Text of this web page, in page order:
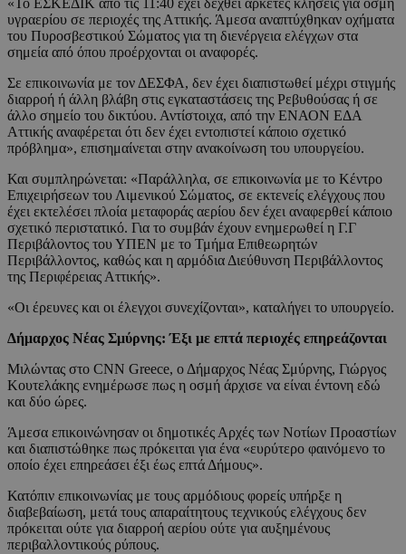
«Το ΕΣΚΕΔΙΚ από τις 11:40 έχει δεχθεί αρκετές κλήσεις για οσμή
υγραερίου σε περιοχές της Αττικής. Άμεσα αναπτύχθηκαν οχήματα
του Πυροσβεστικού Σώματος για τη διενέργεια ελέγχων στα
σημεία από όπου προέρχονται οι αναφορές.
Σε επικοινωνία με τον ΔΕΣΦΑ, δεν έχει διαπιστωθεί μέχρι στιγμής
διαρροή ή άλλη βλάβη στις εγκαταστάσεις της Ρεβυθούσας ή σε
άλλο σημείο του δικτύου. Αντίστοιχα, από την ΕΝΑΟΝ ΕΔΑ
Αττικής αναφέρεται ότι δεν έχει εντοπιστεί κάποιο σχετικό
πρόβλημα», επισημαίνεται στην ανακοίνωση του υπουργείου.
Και συμπληρώνεται: «Παράλληλα, σε επικοινωνία με το Κέντρο
Επιχειρήσεων του Λιμενικού Σώματος, σε εκτενείς ελέγχους που
έχει εκτελέσει πλοία μεταφοράς αερίου δεν έχει αναφερθεί κάποιο
σχετικό περιστατικό. Για το συμβάν έχουν ενημερωθεί η Γ.Γ
Περιβάλοντος του ΥΠΕΝ με το Τμήμα Επιθεωρητών
Περιβάλλοντος, καθώς και η αρμόδια Διεύθυνση Περιβάλλοντος
της Περιφέρειας Αττικής».
«Οι έρευνες και οι έλεγχοι συνεχίζονται», καταλήγει το υπουργείο.
Δήμαρχος Νέας Σμύρνης: Έξι με επτά περιοχές επηρεάζονται
Μιλώντας στο CNN Greece, ο Δήμαρχος Νέας Σμύρνης, Γιώργος
Κουτελάκης ενημέρωσε πως η οσμή άρχισε να είναι έντονη εδώ
και δύο ώρες.
Άμεσα επικοινώνησαν οι δημοτικές Αρχές των Νοτίων Προαστίων
και διαπιστώθηκε πως πρόκειται για ένα «ευρύτερο φαινόμενο το
οποίο έχει επηρεάσει έξι έως επτά Δήμους».
Κατόπιν επικοινωνίας με τους αρμόδιους φορείς υπήρξε η
διαβεβαίωση, μετά τους απαραίτητους τεχνικούς ελέγχους δεν
πρόκειται ούτε για διαρροή αερίου ούτε για αυξημένους
περιβαλλοντικούς ρύπους.